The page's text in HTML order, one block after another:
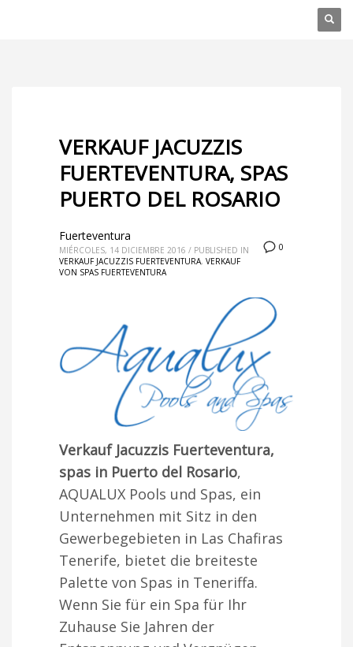
VERKAUF JACUZZIS
FUERTEVENTURA, SPAS
PUERTO DEL ROSARIO
0
Fuerteventura
MIÉRCOLES, 14 DICIEMBRE 2016 / PUBLISHED IN
VERKAUF JACUZZIS FUERTEVENTURA, VERKAUF
VON SPAS FUERTEVENTURA
Verkauf Jacuzzis Fuerteventura,
spas in Puerto del Rosario,
AQUALUX Pools und Spas, ein
Unternehmen mit Sitz in den
Gewerbegebieten in Las Chafiras
Tenerife, bietet die breiteste
Palette von Spas in Teneriffa.
Wenn Sie für ein Spa für Ihr
Zuhause Sie Jahren der